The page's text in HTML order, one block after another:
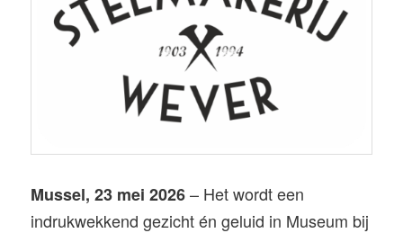
Mussel, 23 mei 2026– Het wordt een
indrukwekkend gezicht én geluid in Museum bij